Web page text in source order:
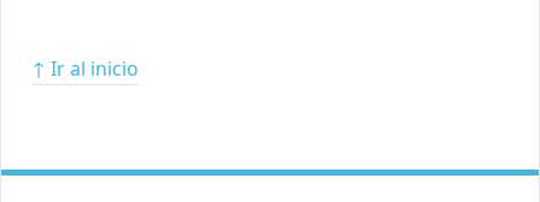
↑ Ir al inicio